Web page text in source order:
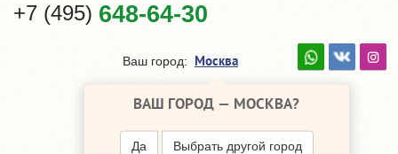
+7 (495) 648-64-30
Ваш город: Москва
ВАШ ГОРОД — МОСКВА?
Да Выбрать другой город